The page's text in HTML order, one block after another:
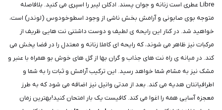
Libre عطری است زنانه و جوان پسند. ادکلن لیبر را اسپری می کنید. بلافاصله
متوجه بوی صابونی و آرامش بخش ناشی از وجود اسطوخودوس (لوندر) است،
خواهید شد. در کنار این رایحه ی لطیف و دوست داشتنی نت هایی ظریف از
مرکبات نیز ظاهر می شوند، که رایحه ای کاملا زنانه و معتدل را در فضا پخش می
کند. در میانه ی راه نت های جذاب و گران بها از گل های خوش بو همراه با عنبر و
مشک نیز به مشام شما خواهد رسید. این ترکیب آرامش و ثبات را به شما و
اطرافیانتان هدیه می کند. بعد از مدتی وانیل نیز اضافه می شود که به طرز
معجزه آسایی همه را اغوا می کند. کافیست یک بار امتحان کنید!بهترین زمان